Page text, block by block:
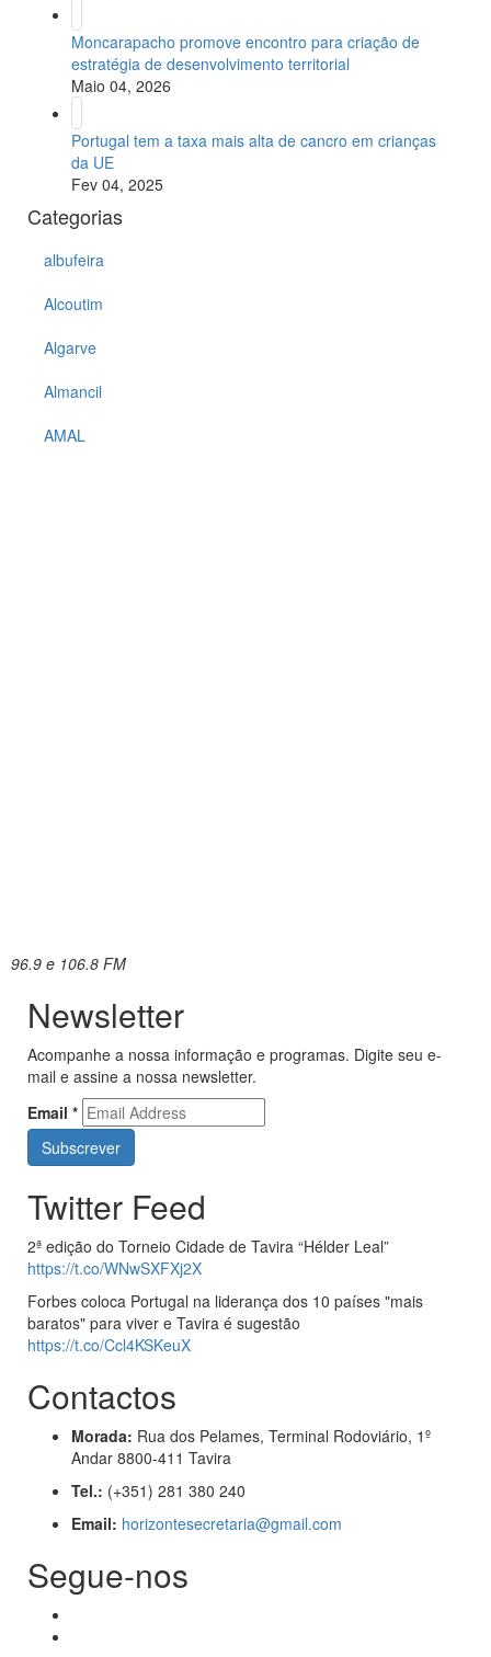
Moncarapacho promove encontro para criação de
estratégia de desenvolvimento territorial
Maio 04, 2026
Portugal tem a taxa mais alta de cancro em crianças
da UE
Fev 04, 2025
Categorias
albufeira
Alcoutim
Algarve
Almancil
AMAL
96.9 e 106.8 FM
Newsletter
Acompanhe a nossa informação e programas. Digite seu e-
mail e assine a nossa newsletter.
Email *
Twitter Feed
2ª edição do Torneio Cidade de Tavira “Hélder Leal”
https://t.co/WNwSXFXj2X
Forbes coloca Portugal na liderança dos 10 países "mais
baratos" para viver e Tavira é sugestão
https://t.co/Ccl4KSKeuX
Contactos
Morada: Rua dos Pelames, Terminal Rodoviário, 1º
Andar 8800-411 Tavira
Tel.: (+351) 281 380 240
Email: horizontesecretaria@gmail.com
Segue-nos